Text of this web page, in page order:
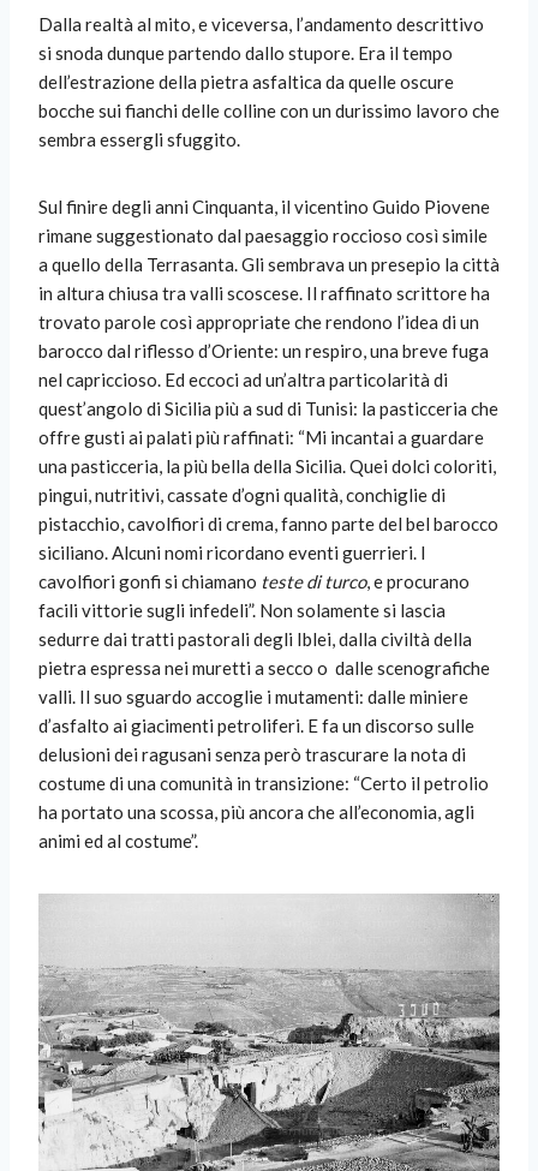
Dalla realtà al mito, e viceversa, l’andamento descrittivo
si snoda dunque partendo dallo stupore. Era il tempo
dell’estrazione della pietra asfaltica da quelle oscure
bocche sui fianchi delle colline con un durissimo lavoro che
sembra essergli sfuggito.
Sul finire degli anni Cinquanta, il vicentino Guido Piovene
rimane suggestionato dal paesaggio roccioso così simile
a quello della Terrasanta. Gli sembrava un presepio la città
in altura chiusa tra valli scoscese. Il raffinato scrittore ha
trovato parole così appropriate che rendono l’idea di un
barocco dal riflesso d’Oriente: un respiro, una breve fuga
nel capriccioso. Ed eccoci ad un’altra particolarità di
quest’angolo di Sicilia più a sud di Tunisi: la pasticceria che
offre gusti ai palati più raffinati: “Mi incantai a guardare
una pasticceria, la più bella della Sicilia. Quei dolci coloriti,
pingui, nutritivi, cassate d’ogni qualità, conchiglie di
pistacchio, cavolfiori di crema, fanno parte del bel barocco
siciliano. Alcuni nomi ricordano eventi guerrieri. I
cavolfiori gonfi si chiamano teste di turco, e procurano
facili vittorie sugli infedeli”. Non solamente si lascia
sedurre dai tratti pastorali degli Iblei, dalla civiltà della
pietra espressa nei muretti a secco o dalle scenografiche
valli. Il suo sguardo accoglie i mutamenti: dalle miniere
d’asfalto ai giacimenti petroliferi. E fa un discorso sulle
delusioni dei ragusani senza però trascurare la nota di
costume di una comunità in transizione: “Certo il petrolio
ha portato una scossa, più ancora che all’economia, agli
animi ed al costume”.